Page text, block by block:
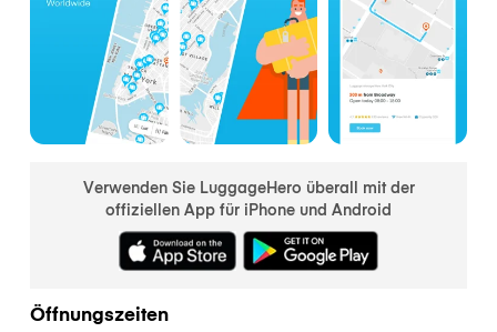
Verwenden Sie LuggageHero überall mit der
offiziellen App für iPhone und Android
Öffnungszeiten